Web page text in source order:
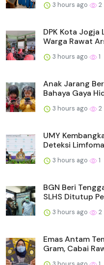
3 hours ago 2
DPK Kota Jogja
Warga Rawat
3 hours ago 1
Anak Jarang
Bahaya Gaya
3 hours ago 2
UMY
Deteksi
3 hours ago 1
BGN Beri
SLHS Ditutup
3 hours ago 2
Emas Antam
Gram, Cabai